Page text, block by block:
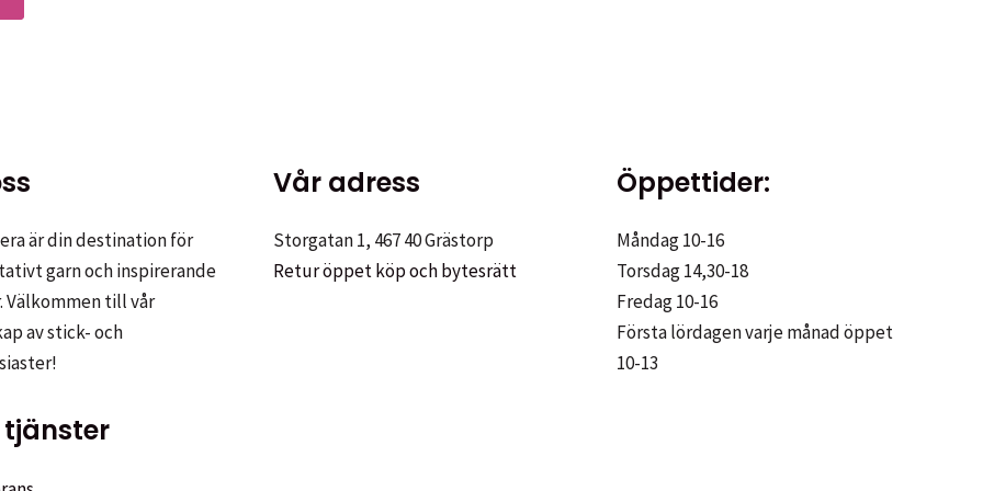
kan
här
De
alternativen
kan
väljas
på
produktsidan
är din destination för
garn och inspirerande
Välkommen till vår
av stick- och
Vår adress
Storgatan 1, 467 40 Grästorp
Retur öppet köp och bytesrätt
Öppettider:
Måndag 10-16
Torsdag 14,30-18
Fredag 10-16
Första lördagen varje månad öppet
10-13